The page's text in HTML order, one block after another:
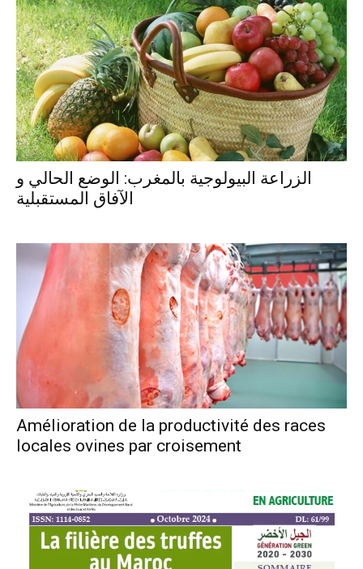
الزراعة البيولوجية بالمغرب: الوضع الحالي و
الآفاق المستقبلية
Amélioration de la productivité des races
locales ovines par croisement